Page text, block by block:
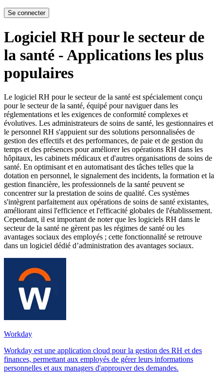
Se connecter
Logiciel RH pour le secteur de
la santé - Applications les plus
populaires
Le logiciel RH pour le secteur de la santé est spécialement conçu
pour le secteur de la santé, équipé pour naviguer dans les
réglementations et les exigences de conformité complexes et
évolutives. Les administrateurs de soins de santé, les gestionnaires et
le personnel RH s'appuient sur des solutions personnalisées de
gestion des effectifs et des performances, de paie et de gestion du
temps et des présences pour améliorer les opérations RH dans les
hôpitaux, les cabinets médicaux et d'autres organisations de soins de
santé. En optimisant et en automatisant des tâches telles que la
dotation en personnel, le signalement des incidents, la formation et la
gestion financière, les professionnels de la santé peuvent se
concentrer sur la prestation de soins de qualité. Ces systèmes
s'intègrent parfaitement aux opérations de soins de santé existantes,
améliorant ainsi l'efficience et l'efficacité globales de l'établissement.
Cependant, il est important de noter que les logiciels RH dans le
secteur de la santé ne gèrent pas les régimes de santé ou les
avantages sociaux des employés ; cette fonctionnalité se retrouve
dans un logiciel dédié d’administration des avantages sociaux.
Workday
Workday est une application cloud pour la gestion des RH et des
finances, permettant aux employés de gérer leurs informations
personnelles et aux managers d'approuver des demandes.